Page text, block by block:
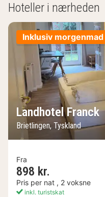
Hoteller i nærheden
Inklusiv morgenmad
Landhotel Franck
Brietlingen, Tyskland
Fra
898 kr.
Pris per nat , 2 voksne
inkl. turistskat